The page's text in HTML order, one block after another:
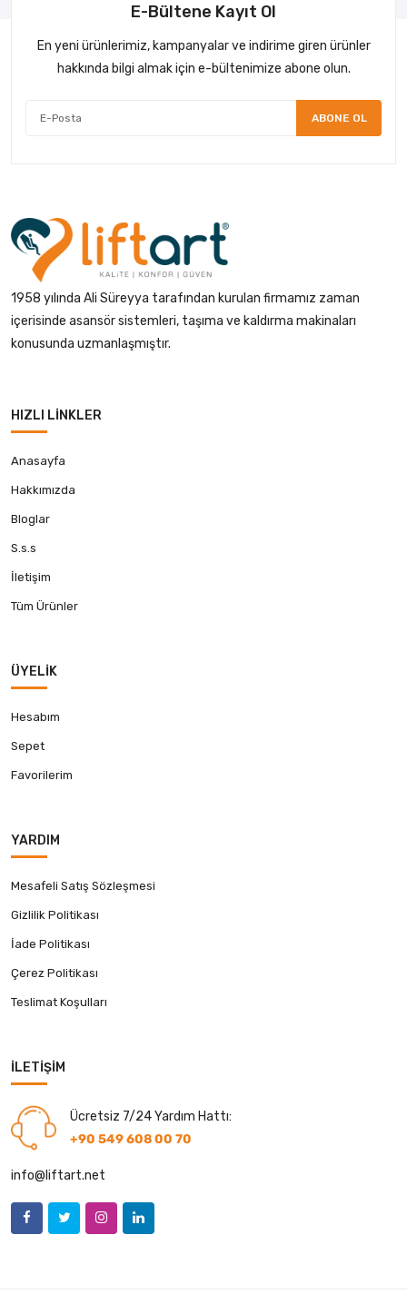
E-Bültene Kayıt Ol
En yeni ürünlerimiz, kampanyalar ve indirime giren ürünler
hakkında bilgi almak için e-bültenimize abone olun.
ABONE OL
1958 yılında Ali Süreyya tarafından kurulan firmamız zaman
içerisinde asansör sistemleri, taşıma ve kaldırma makinaları
konusunda uzmanlaşmıştır.
HIZLI LINKLER
Anasayfa
Hakkımızda
Bloglar
S.s.s
İletişim
Tüm Ürünler
ÜYELIK
Hesabım
Sepet
Favorilerim
YARDIM
Mesafeli Satış Sözleşmesi
Gizlilik Politikası
İade Politikası
Çerez Politikası
Teslimat Koşulları
İLETIŞIM
Ücretsiz 7/24 Yardım Hattı:
+90 549 608 00 70
info@liftart.net